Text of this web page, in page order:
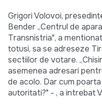
Grigori Volovoi,
Bender „Centrul de
Transnistria", a
totusi, sa se adreseze
sectiilor de votare.
asemenea adresari
de acolo. Dar cum
autoritati?" - , a intrebat